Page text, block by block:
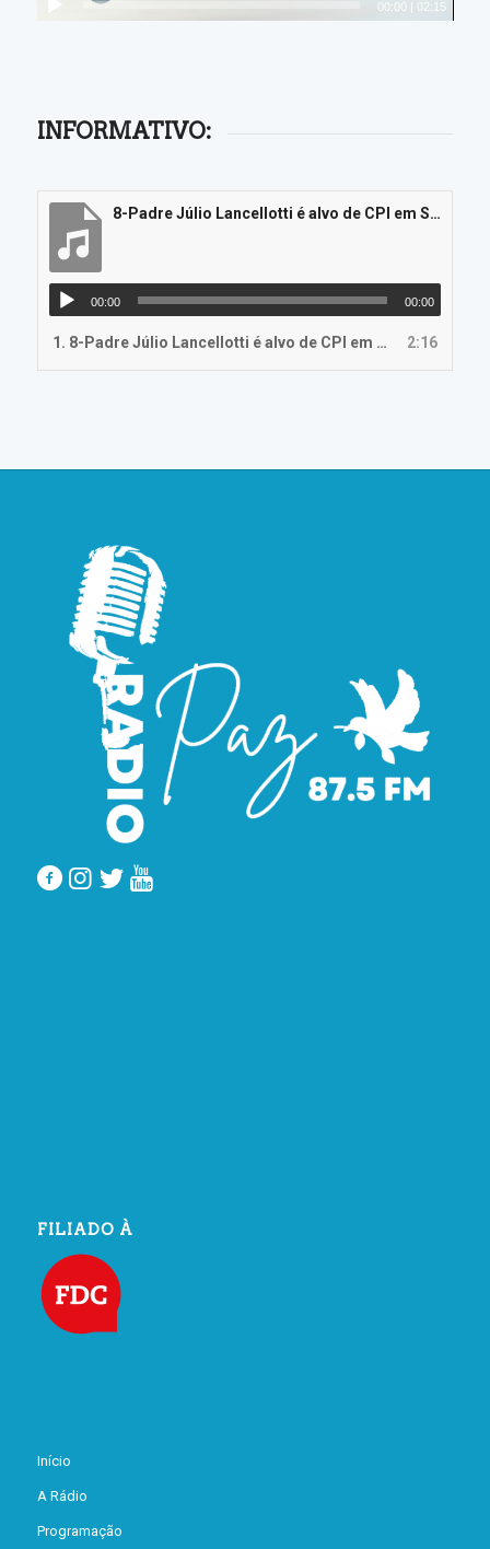
00:00 02:15
INFORMATIVO:
8-Padre Júlio Lancellotti é alvo de CPI em São Paulo
00:00 00:00
1. 8-Padre Júlio Lancellotti é alvo de CPI em São Paulo 2:16
FILIADO À
Início
A Rádio
Programação